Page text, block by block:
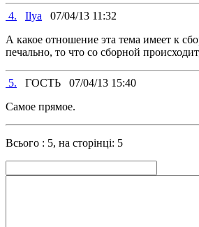
4. Ilya 07/04/13 11:32
А какое отношение эта тема имеет к
печально, то что со сборной
5. ГОСТЬ 07/04/13 15:40
Самое прямое.
Всього : 5, на сторінці: 5